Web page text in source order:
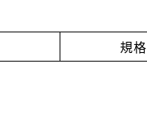
規格